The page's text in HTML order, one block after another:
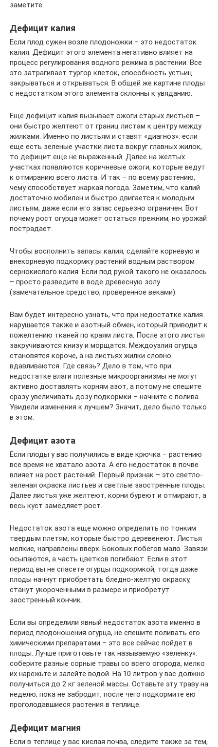
заметите.
Дефицит калия
Если плод сужен возле плодоножки – это недостаток
калия. Дефицит этого элемента негативно влияет на
процесс регулирования водного режима в растении. Все
это затрагивает тургор клеток, способность устьиц
закрываться и открываться. В общей же картине плоды
с недостатком этого элемента склонны к увяданию.
Еще дефицит калия вызывает ожоги старых листьев –
они быстро желтеют от границ листам к центру между
жилками. Именно по листьям и ставят «диагноз»: если
еще есть зеленые участки листа вокруг главных жилок,
то дефицит еще не выраженный. Далее на желтых
участках появляются коричневые ожоги, которые ведут
к отмиранию всего листа. И так – по всему растению,
чему способствует жаркая погода. Заметим, что калий
достаточно мобилен и быстро двигается к молодым
листьям, даже если его запас серьезно ограничен. Вот
почему рост огурца может остаться прежним, но урожай
пострадает.
Чтобы восполнить запасы калия, сделайте корневую и
внекорневую подкормку растений водным раствором
сернокислого калия. Если под рукой такого не оказалось
– просто разведите в воде древесную золу
(замечательное средство, проверенное веками).
Вам будет интересно узнать, что при недостатке калия
нарушается также и азотный обмен, который приводит к
пожелтению тканей по краям листа. После этого листья
закручиваются книзу и морщатся. Междоузлия огурца
становятся короче, а на листьях жилки словно
вдавливаются. Где связь? Дело в том, что при
недостатке влаги полезные микроорганизмы не могут
активно доставлять корням азот, а потому не спешите
сразу увеличивать дозу подкормки – начните с полива.
Увидели изменения к лучшем? Значит, дело было только
в этом.
Дефицит азота
Если плоды у вас получились в виде крючка – растению
все время не хватало азота. А его недостаток в почве
влияет на рост растений. Первый признак – это светло-
зеленая окраска листьев и светлые заостренные плоды.
Далее листья уже желтеют, корни буреют и отмирают, а
весь куст замедляет рост.
Недостаток азота еще можно определить по тонким
твердым плетям, которые быстро деревенеют. Листья
мелкие, направлены вверх. Боковых побегов мало. Завязи
осыпаются, а часть цветков погибают. Если в этот
период вы не спасете огурцы подкормкой, тогда даже
плоды начнут приобретать бледно-желтую окраску,
станут укороченными в размере и приобретут
заостренный кончик.
Если вы определили явный недостаток азота именно в
период плодоношения огурца, не спешите поливать его
химическими препаратами – это все сейчас пойдет в
плоды. Лучше приготовьте так называемую «зеленку»:
соберите разные сорные травы со всего огорода, мелко
их нарежьте и залейте водой. На 10 литров у вас должно
получиться до 2 кг зеленой массы. Оставьте эту траву на
неделю, пока не забродит, после чего подкормите ею
проголодавшиеся растения в теплице.
Дефицит магния
Если в теплице у вас кислая почва, следите также за тем,